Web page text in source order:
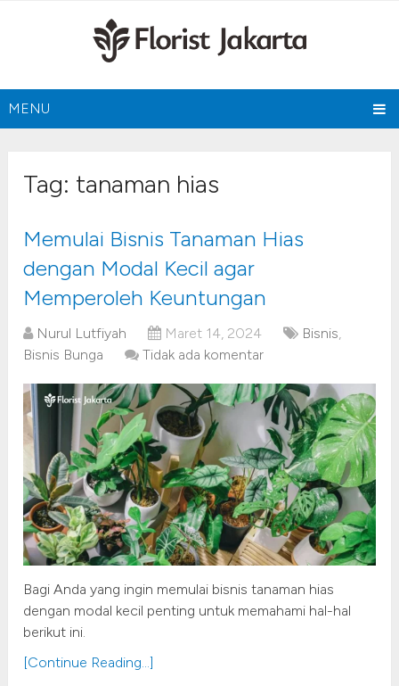
MENU
Tag: tanaman hias
Memulai Bisnis Tanaman Hias
dengan Modal Kecil agar
Memperoleh Keuntungan
Nurul Lutfiyah Maret 14, 2024 Bisnis,
Bisnis Bunga
Tidak ada komentar
Bagi Anda yang ingin memulai bisnis tanaman hias
dengan modal kecil penting untuk memahami hal-hal
berikut ini.
[Continue Reading...]